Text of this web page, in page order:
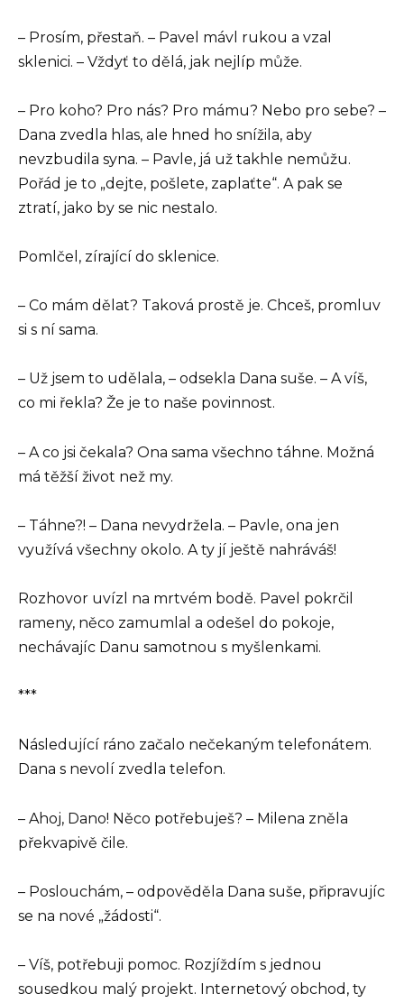
– Prosím, přestaň. – Pavel mávl rukou a vzal
sklenici. – Vždyť to dělá, jak nejlíp může.
– Pro koho? Pro nás? Pro mámu? Nebo pro sebe? –
Dana zvedla hlas, ale hned ho snížila, aby
nevzbudila syna. – Pavle, já už takhle nemůžu.
Pořád je to „dejte, pošlete, zaplaťte“. A pak se
ztratí, jako by se nic nestalo.
Pomlčel, zírající do sklenice.
– Co mám dělat? Taková prostě je. Chceš, promluv
si s ní sama.
– Už jsem to udělala, – odsekla Dana suše. – A víš,
co mi řekla? Že je to naše povinnost.
– A co jsi čekala? Ona sama všechno táhne. Možná
má těžší život než my.
– Táhne?! – Dana nevydržela. – Pavle, ona jen
využívá všechny okolo. A ty jí ještě nahráváš!
Rozhovor uvízl na mrtvém bodě. Pavel pokrčil
rameny, něco zamumlal a odešel do pokoje,
nechávajíc Danu samotnou s myšlenkami.
***
Následující ráno začalo nečekaným telefonátem.
Dana s nevolí zvedla telefon.
– Ahoj, Dano! Něco potřebuješ? – Milena zněla
překvapivě čile.
– Poslouchám, – odpověděla Dana suše, připravujíc
se na nové „žádosti“.
– Víš, potřebuji pomoc. Rozjíždím s jednou
sousedkou malý projekt. Internetový obchod, ty